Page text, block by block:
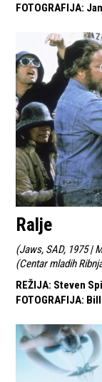
FOTOGRAFIJA:
Ralje
(Jaws, SAD, 1975 |
(Centar mladih
REŽIJA: Steven
FOTOGRAFIJA: